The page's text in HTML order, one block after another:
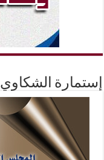
إستمارة الشكاوي